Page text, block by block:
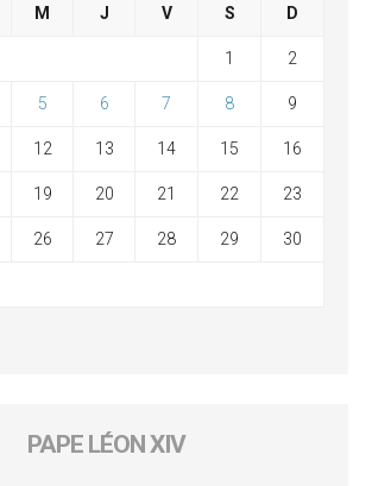
M J V S D
1 2
5 6 7 8 9
12 13 14 15 16
19 20 21 22 23
26 27 28 29 30
PAPE LÉON XIV